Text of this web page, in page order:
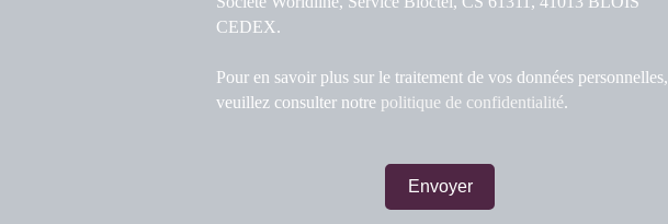
CEDEX.
Pour en savoir plus sur le traitement de vos données personnelles,
veuillez consulter notre politique de confidentialité.
Envoyer